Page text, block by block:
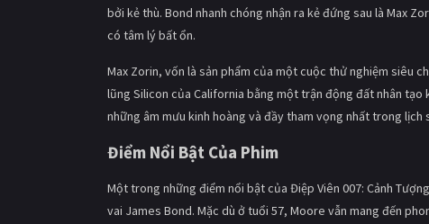
bởi kẻ thù. Bond nhanh chóng nhận ra kẻ đứng sau là Max
có tâm lý bất ổn.
Max Zorin, vốn là sản phẩm của một cuộc thử nghiệm siêu
lũng Silicon của California bằng một trận động đất nhân
những âm mưu kinh hoàng và đầy tham vọng nhất trong lịch
Điểm Nổi Bật Của Phim
Một trong những điểm nổi bật của Điệp Viên 007: Cảnh
vai James Bond. Mặc dù ở tuổi 57, Moore vẫn mang đến